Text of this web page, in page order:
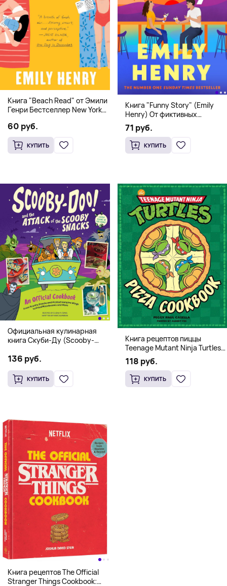
Книга "Beach Read" от Эмили
Генри Бестселлер New York
60 руб.
КУПИТЬ
Книга "Funny Story" (Emily
Henry) От фиктивных
свиданий к реальной любви
71 руб.
КУПИТЬ
Официальная кулинарная
книга Скуби-Ду (Scooby-
Scooby Snacks), Твердый
136 руб.
КУПИТЬ
Книга рецептов пиццы
Teenage Mutant Ninja Turtles
Pizza Cookbook (На
английском)
118 руб.
КУПИТЬ
Книга рецептов The Official
Stranger Things Cookbook: